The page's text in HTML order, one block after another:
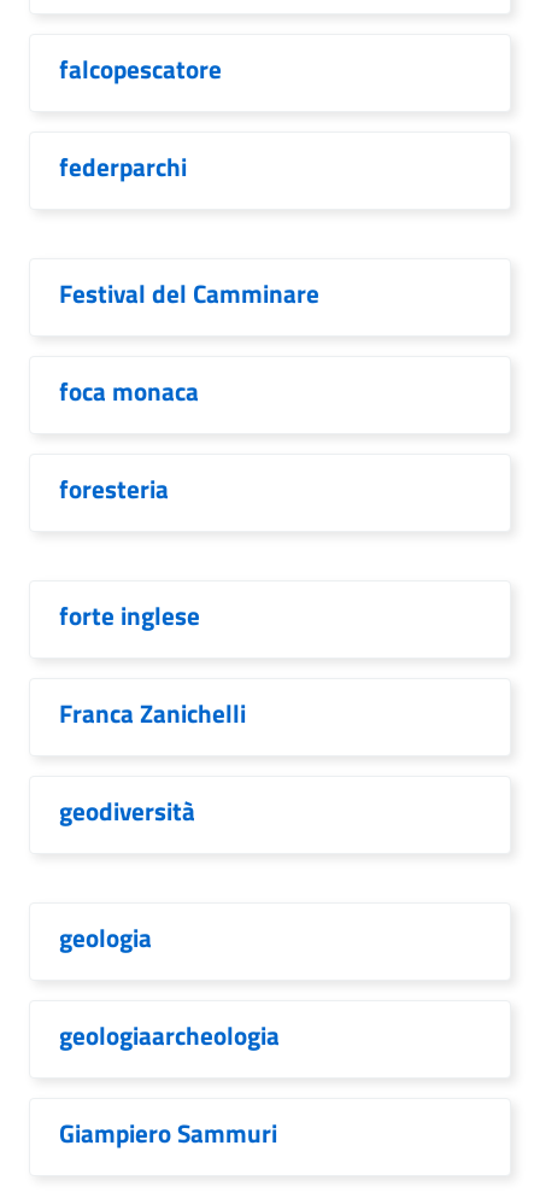
falcopescatore
federparchi
Festival del Camminare
foca monaca
foresteria
forte inglese
Franca Zanichelli
geodiversità
geologia
geologiaarcheologia
Giampiero Sammuri